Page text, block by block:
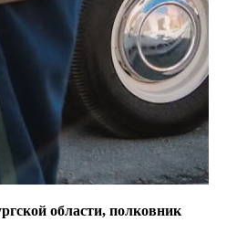
области, полковник